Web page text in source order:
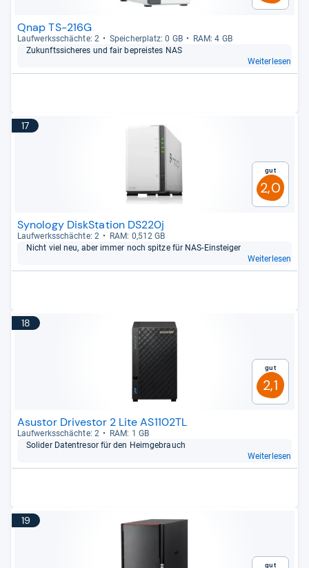
Qnap TS-216G
Lauf­werks­schächte: 2 Spei­cher­platz: 0 GB
RAM: 4 GB
Zukunfts­si­che­res und fair bepreis­tes NAS
Weiterlesen
17
Gut
2,0
Synology DiskStation DS220j
Lauf­werks­schächte: 2
RAM: 0,512 GB
Nicht viel neu, aber immer noch spitze für NAS-​Ein­stei­ger
Weiterlesen
18
Gut
2,1
Asustor Drivestor 2 Lite AS1102TL
Lauf­werks­schächte: 2
RAM: 1 GB
Soli­der Daten­tre­sor für den Heim­ge­brauch
Weiterlesen
19
Gut